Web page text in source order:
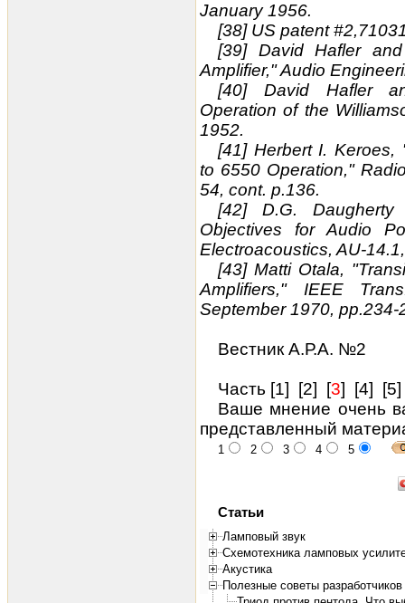
January 1956.
[38] US patent
[39] David Hafler
Amplifier," Audio
[40] David Hafler
Operation of the
1952.
[41] Herbert I. Keroes,
to 6550 Operation,"
54, cont. p.136.
[42] D.G.
Objectives for Audio
Electroacoustics, AU-
[43] Matti Otala,
Amplifiers," IEEE
September 1970, pp.234-
Вестник А.Р.А. №2
Часть [1] [2] [3] [4] [5
Ваше мнение очень
представленный
1 2 3 4 5
Статьи
Ламповый звук
Схемотехника ламповых
Акустика
Полезные советы